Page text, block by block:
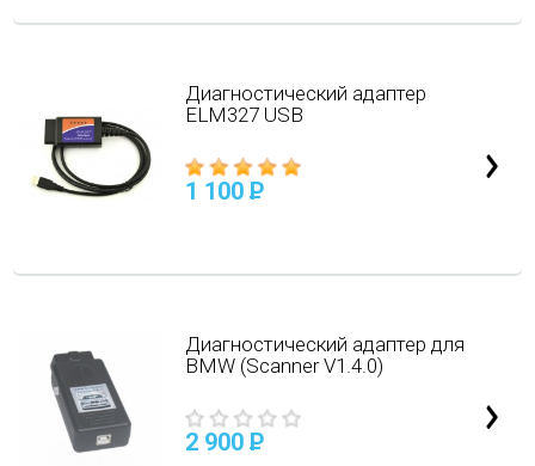
Диагностический адаптер
ELM327 USB
1 100 P
Диагностический адаптер для
BMW (Scanner V1.4.0)
2 900 P